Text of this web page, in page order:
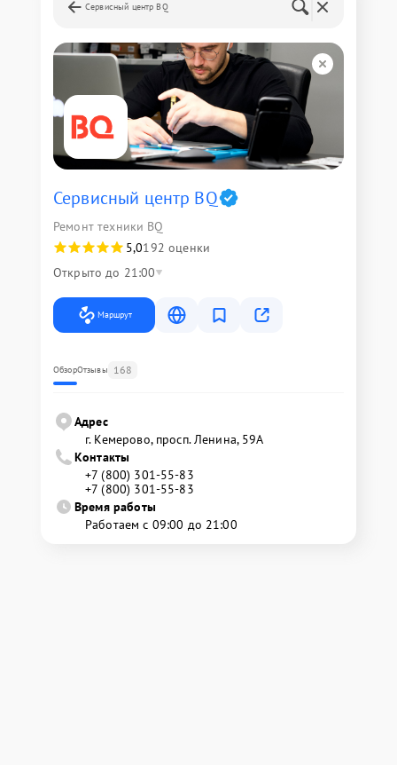
Сервисный центр BQ
Сервисный центр BQ
Ремонт техники BQ
5,0192 оценки
Открыто до 21:00
Маршрут
ОбзорОтзывы 168
Адрес
г. Кемерово, просп. Ленина, 59А
Контакты
+7 (800) 301-55-83
+7 (800) 301-55-83
Время работы
Работаем с 09:00 до 21:00